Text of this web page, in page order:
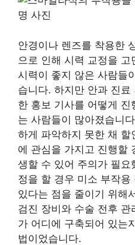
안경이나 렌즈를 착용한
으로 인해 시력 교정을
시력이 좋지 않은 사람들
습니다. 하지만 안과 진료
한 홍보 기사를 어떻게
는 사람들이 많아졌습니
하게 파악하지 못한 채
에 관심을 가지고 진행할
생할 수 있어 주의가 필요
정을 할 경우 미소 부작
있다는 점을 줄이기 위해
검진 장비와 수술 전후
가 어디에 구축되어 있는
법이었습니다.